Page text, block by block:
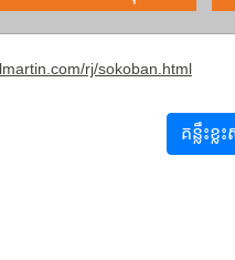
rj/sokoban.html
គន្លឹះខ្